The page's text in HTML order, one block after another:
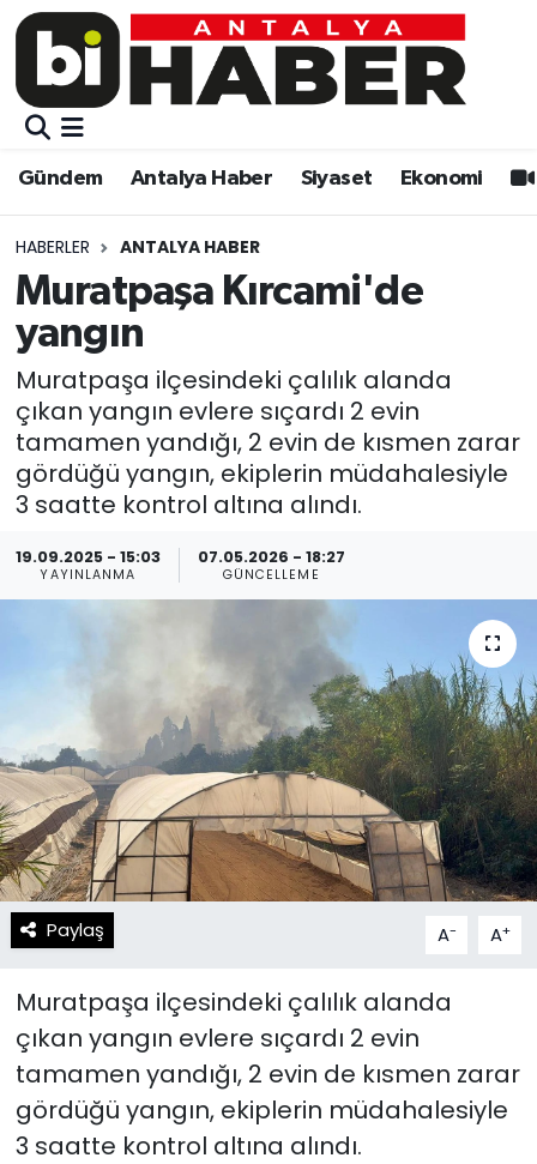
Gündem Antalya Haber Siyaset Ekonomi
HABERLER ANTALYA HABER
Muratpaşa Kırcami'de
yangın
Muratpaşa ilçesindeki çalılık alanda
çıkan yangın evlere sıçardı 2 evin
tamamen yandığı, 2 evin de kısmen zarar
gördüğü yangın, ekiplerin müdahalesiyle
3 saatte kontrol altına alındı.
19.09.2025 - 15:03
YAYINLANMA
07.05.2026 - 18:27
GÜNCELLEME
Paylaş A- A+
Muratpaşa ilçesindeki çalılık alanda
çıkan yangın evlere sıçardı 2 evin
tamamen yandığı, 2 evin de kısmen zarar
gördüğü yangın, ekiplerin müdahalesiyle
3 saatte kontrol altına alındı.
Gündem
Siyaset
Ekonomi
Video
Eğitim
Kültür-sanat
Sağlık
Spor
Resmi İlanlar
Gündem
Siyaset
Eğitim
Ekonomi
Kültür-sanat
Sağlık
Spor
Teknoloji
Künye
Gizlilik Sözleşmesi
İletişim
Muratpaşa Nöbetçi Eczaneler
Muratpaşa Trafik Yoğunluk Haritası
Süper Lig Puan Durumu ve Fikstür
Tüm Manşetler
Son Dakika Haberleri
Haber Arşivi